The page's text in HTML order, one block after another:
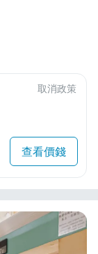
取消政策
查看價錢